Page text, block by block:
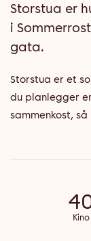
Storstua er
i
gata.
Storstua er et
du planlegger
sammenkost,
Kino